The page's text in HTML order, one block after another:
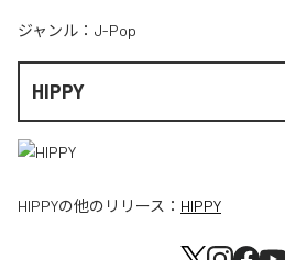
ジャンル： J-Pop
HIPPY
HIPPYの他のリリース： HIPPY